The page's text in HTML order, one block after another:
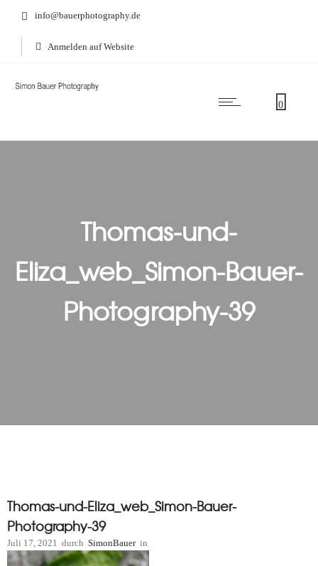
info@bauerphotography.de
Anmelden auf Website
0
Thomas-und-
Eliza_web_Simon-Bauer-
Photography-39
Thomas-und-Eliza_web_Simon-Bauer-
Photography-39
Juli 17, 2021 durch SimonBauer in